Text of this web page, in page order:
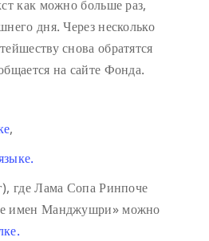
как можно больше раз,
дня. Через несколько
снова обратятся
на сайте Фонда.
,
где Лама Сопа Ринпоче
имен Манджушри» можно